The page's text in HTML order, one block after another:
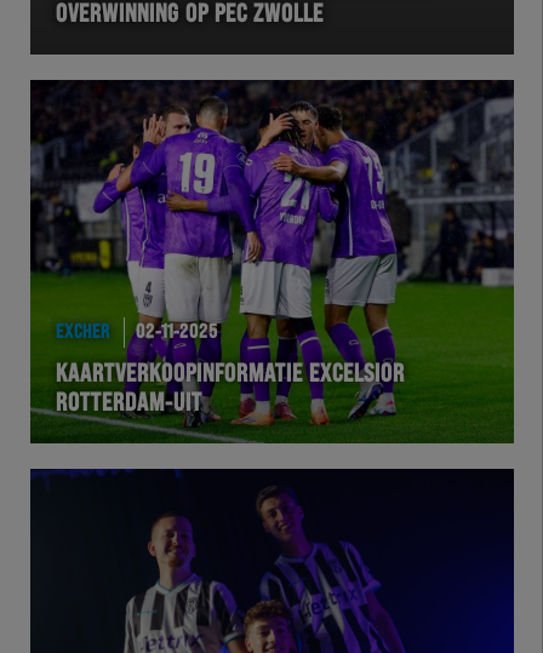
OVERWINNING OP PEC ZWOLLE
EXCHER 02-11-2025
KAARTVERKOOPINFORMATIE EXCELSIOR
ROTTERDAM-UIT